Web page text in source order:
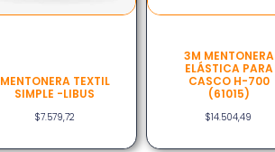
MENTONERA TEXTIL
SIMPLE -LIBUS
$7.579,72
3M MENTONERA
ELÁSTICA PARA
CASCO H-700
(61015)
$14.504,49